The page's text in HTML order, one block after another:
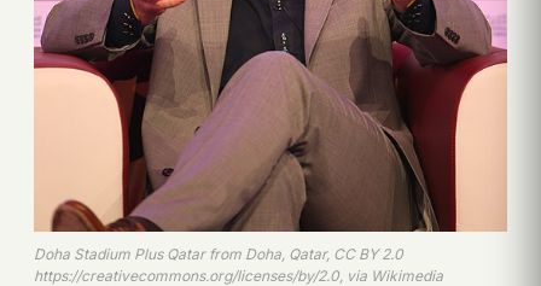
Doha Stadium Plus Qatar from Doha, Qatar, CC BY 2.0
https://creativecommons.org/licenses/by/2.0, via Wikimedia